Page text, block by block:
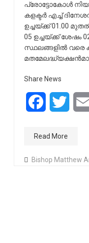
പ്രോട്ടോകോള്‍
കളക്ടര്‍ എച്ച്
ഉച്ചയ്ക്ക് 01.00
05 ഉച്ചയ്ക്ക് ശേഷം
സ്ഥലങ്ങളില്‍ വരെ
Share News
Facebook
Read More
Bishop Matthew